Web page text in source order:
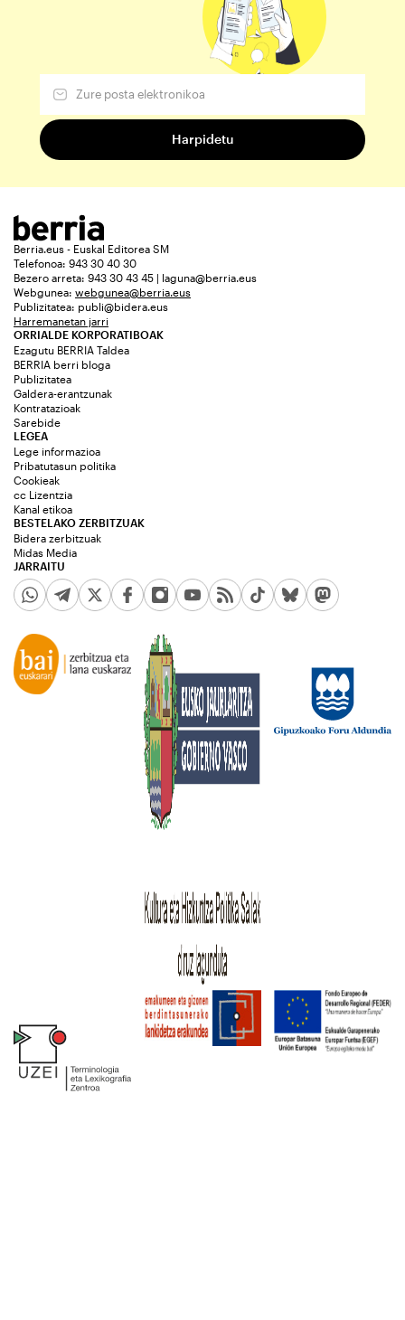
Berria.eus - Euskal Editorea SM
Telefonoa: 943 30 40 30
Bezero arreta: 943 30 43 45 | laguna@berria.eus
Webgunea: webgunea@berria.eus
Publizitatea: publi@bidera.eus
Harremanetan jarri
ORRIALDE KORPORATIBOAK
Ezagutu BERRIA Taldea
BERRIA berri bloga
Publizitatea
Galdera-erantzunak
Kontratazioak
Sarebide
JARRAITU
LEGEA
Lege informazioa
Pribatutasun politika
Cookieak
cc Lizentzia
Kanal etikoa
BESTELAKO ZERBITZUAK
Bidera zerbitzuak
Midas Media